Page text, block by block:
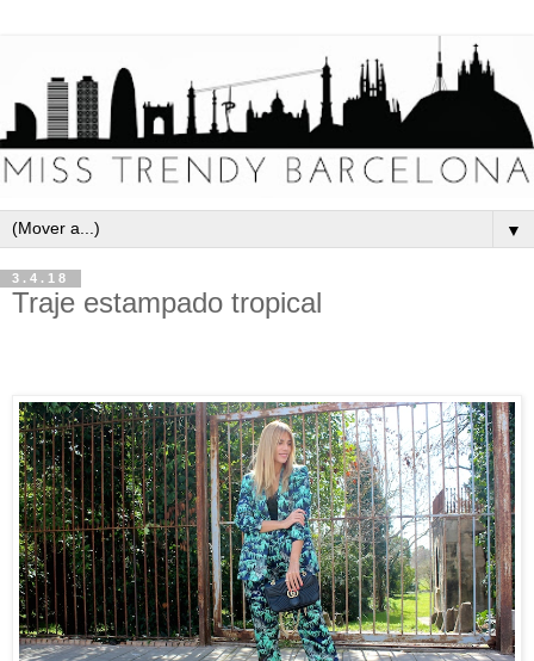
▼
3.4.18
Traje estampado tropical